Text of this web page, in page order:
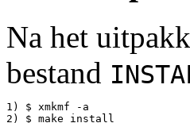
Na het
bestand
1) $ xmkmf -a